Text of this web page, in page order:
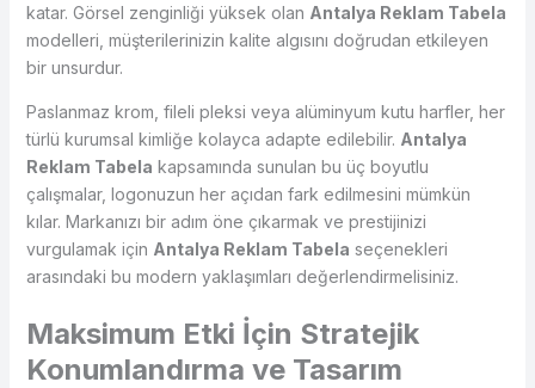
katar. Görsel zenginliği yüksek olan Antalya Reklam Tabela
modelleri, müşterilerinizin kalite algısını doğrudan etkileyen
bir unsurdur.
Paslanmaz krom, fileli pleksi veya alüminyum kutu harfler, her
türlü kurumsal kimliğe kolayca adapte edilebilir. Antalya
Reklam Tabela kapsamında sunulan bu üç boyutlu
çalışmalar, logonuzun her açıdan fark edilmesini mümkün
kılar. Markanızı bir adım öne çıkarmak ve prestijinizi
vurgulamak için Antalya Reklam Tabela seçenekleri
arasındaki bu modern yaklaşımları değerlendirmelisiniz.
Maksimum Etki İçin Stratejik
Konumlandırma ve Tasarım